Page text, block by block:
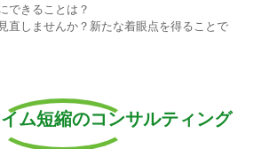
できることは？
直しませんか？新たな着眼点を得ることで
ム短縮のコンサルティング